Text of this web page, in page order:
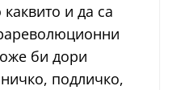
и да са
би дори
подличко,